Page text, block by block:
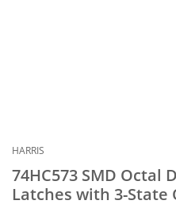
HARRIS
74HC573 SMD Octal
Latches with 3-State